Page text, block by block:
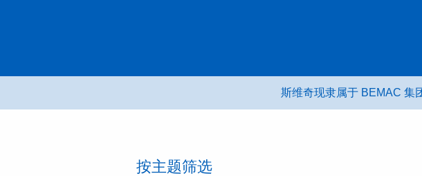
容
斯维奇现隶属于 BEMAC 集
按主题筛选